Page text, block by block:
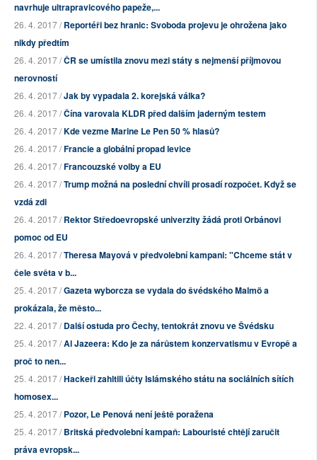
navrhuje ultrapravicového papeže,...
26. 4. 2017 /Reportéři bez hranic: Svoboda projevu je ohrožena jako
nikdy předtím
26. 4. 2017 /ČR se umístila znovu mezi státy s nejmenší příjmovou
nerovností
26. 4. 2017 /Jak by vypadala 2. korejská válka?
26. 4. 2017 /Čína varovala KLDR před dalším jaderným testem
26. 4. 2017 /Kde vezme Marine Le Pen 50 % hlasů?
26. 4. 2017 /Francie a globální propad levice
26. 4. 2017 /Francouzské volby a EU
26. 4. 2017 /Trump možná na poslední chvíli prosadí rozpočet. Když se
vzdá zdi
26. 4. 2017 /Rektor Středoevropské univerzity žádá proti Orbánovi
pomoc od EU
26. 4. 2017 /Theresa Mayová v předvolební kampani: "Chceme stát v
čele světa v b...
25. 4. 2017 /Gazeta wyborcza se vydala do švédského Malmö a
prokázala, že město...
22. 4. 2017 /Další ostuda pro Čechy, tentokrát znovu ve Švédsku
25. 4. 2017 /Al Jazeera: Kdo je za nárůstem konzervatismu v Evropě a
proč to nen...
25. 4. 2017 /Hackeři zahltili účty Islámského státu na sociálních sítích
homosex...
25. 4. 2017 /Pozor, Le Penová není ještě poražena
25. 4. 2017 /Britská předvolební kampaň: Labouristé chtějí zaručit
práva evropsk...